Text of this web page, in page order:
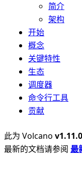
简介
架构
开始
概念
关键特性
生态
调度器
命令行工具
贡献
此为 Volcano v1.11.0
最新的文档请参阅 最